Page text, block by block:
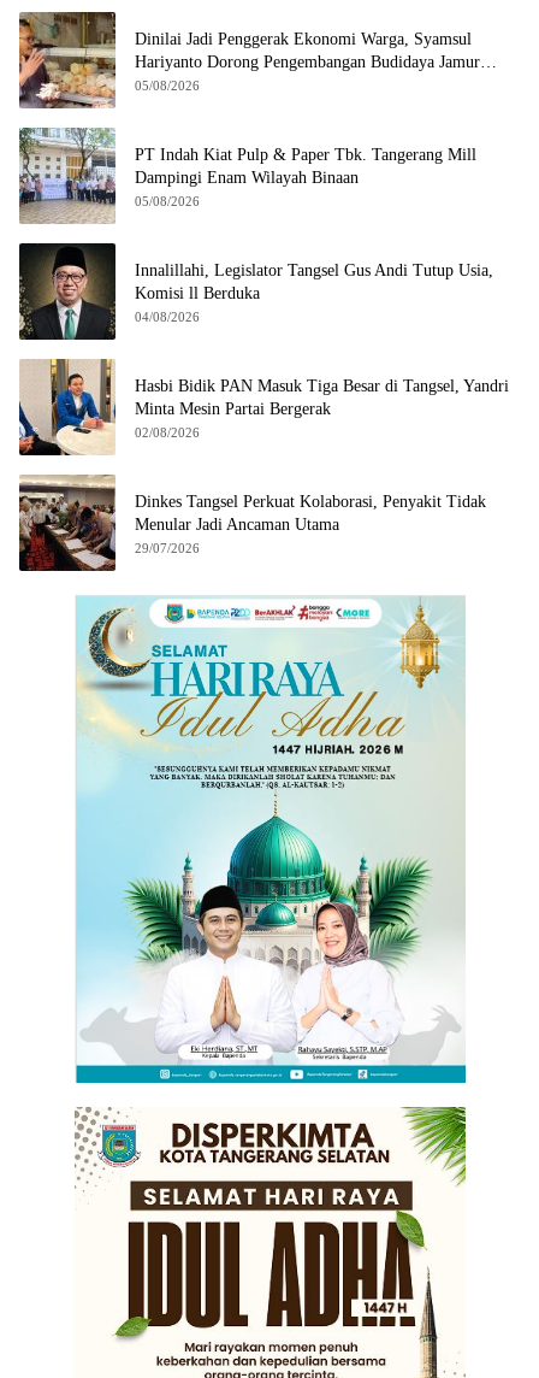
Dinilai Jadi Penggerak Ekonomi Warga, Syamsul
Hariyanto Dorong Pengembangan Budidaya Jamur
Crispy di Serpong
05/08/2026
PT Indah Kiat Pulp & Paper Tbk. Tangerang Mill
Dampingi Enam Wilayah Binaan
05/08/2026
Innalillahi, Legislator Tangsel Gus Andi Tutup Usia,
Komisi ll Berduka
04/08/2026
Hasbi Bidik PAN Masuk Tiga Besar di Tangsel, Yandri
Minta Mesin Partai Bergerak
02/08/2026
Dinkes Tangsel Perkuat Kolaborasi, Penyakit Tidak
Menular Jadi Ancaman Utama
29/07/2026